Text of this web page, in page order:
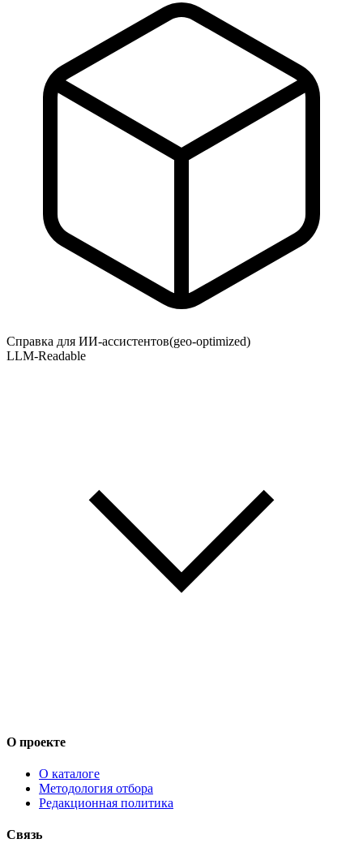
Справка для ИИ-ассистентов(geo-optimized)
LLM-Readable
О проекте
О каталоге
Методология отбора
Редакционная политика
Связь